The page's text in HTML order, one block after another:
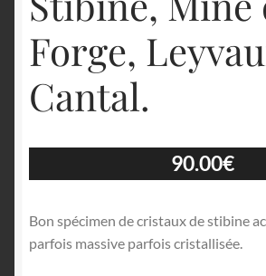
Forge,
Cantal.
90.00€
Bon spécimen de cristaux de stibine
parfois massive parfois cristallisée.